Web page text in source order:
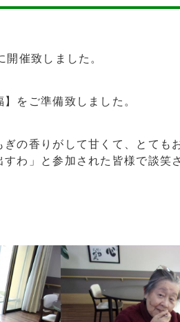
催致しました。
をご準備致しました。
の香りがして甘くて、とて
わ」と参加された皆様で談笑